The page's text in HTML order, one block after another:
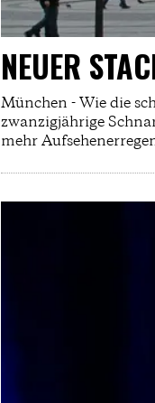
NEUER
München - Wie die
zwanzigjährige
mehr